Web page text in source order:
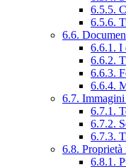
6.5.5.
6.5.6.
6.6.
6.6.1. I
6.6.2.
6.6.3.
6.6.4.
6.7.
6.7.1.
6.7.2.
6.7.3.
6.8.
6.8.1.